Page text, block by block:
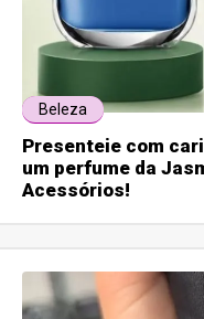
Beleza
Presenteie com
um perfume da
Acessórios!